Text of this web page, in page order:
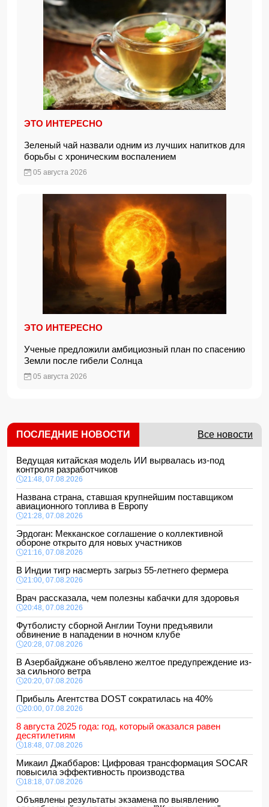
ЭТО ИНТЕРЕСНО
Зеленый чай назвали одним из лучших напитков для
борьбы с хроническим воспалением
05 августа 2026
ЭТО ИНТЕРЕСНО
Ученые предложили амбициозный план по спасению
Земли после гибели Солнца
05 августа 2026
ПОСЛЕДНИЕ НОВОСТИ Все новости
Ведущая китайская модель ИИ вырвалась из-под
контроля разработчиков
21:48, 07.08.2026
Названа страна, ставшая крупнейшим поставщиком
авиационного топлива в Европу
21:28, 07.08.2026
Эрдоган: Мекканское соглашение о коллективной
обороне открыто для новых участников
21:16, 07.08.2026
В Индии тигр насмерть загрыз 55-летнего фермера
21:00, 07.08.2026
Врач рассказала, чем полезны кабачки для здоровья
20:48, 07.08.2026
Футболисту сборной Англии Тоуни предъявили
обвинение в нападении в ночном клубе
20:28, 07.08.2026
В Азербайджане объявлено желтое предупреждение из-
за сильного ветра
20:20, 07.08.2026
Прибыль Агентства DOST сократилась на 40%
20:00, 07.08.2026
8 августа 2025 года: год, который оказался равен
десятилетиям
18:48, 07.08.2026
Микаил Джаббаров: Цифровая трансформация SOCAR
повысила эффективность производства
18:18, 07.08.2026
Объявлены результаты экзамена по выявлению